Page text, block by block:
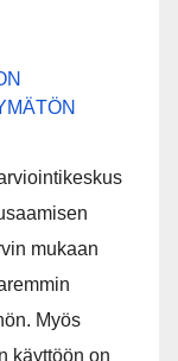
mukaan
Myös
käyttöön on